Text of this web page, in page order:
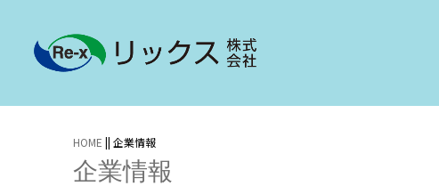
HOME || 企業情報
企業情報